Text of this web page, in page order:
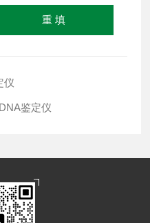
仪
鉴定仪